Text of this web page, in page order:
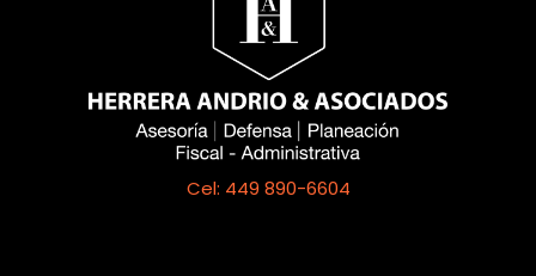
Cel: 449 890-6604